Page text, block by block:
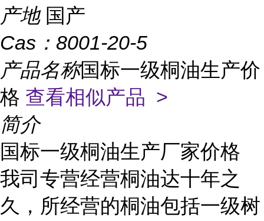
产地 国产
Cas： 8001-20-5
产品名称国标一级桐油生产价
格 查看相似产品 >
简介
国标一级桐油生产厂家价格
我司专营经营桐油达十年之
久，所经营的桐油包括一级树